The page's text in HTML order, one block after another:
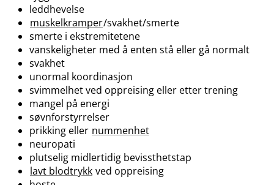
leddhevelse
muskelkramper/svakhet​/​smerte
smerte i ekstremitetene
vanskeligheter med å enten stå eller gå normalt
svakhet
unormal koordinasjon
svimmelhet ved oppreising eller etter trening
mangel på energi
søvnforstyrrelser
prikking eller nummenhet
neuropati
plutselig midlertidig bevissthetstap
lavt blodtrykk ved oppreising